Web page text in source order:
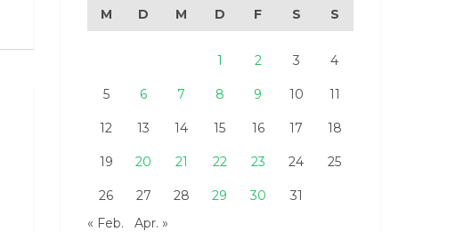
M D M D F S S
1 2 3 4
5 6 7 8 9 10 11
12 13 14 15 16 17 18
19 20 21 22 23 24 25
26 27 28 29 30
31
« Feb.
Apr. »